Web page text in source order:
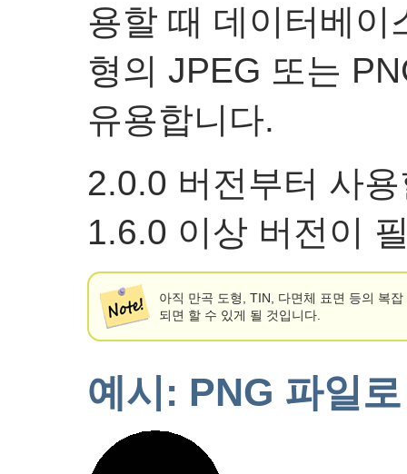
용할 때 데이터베이
형의 JPEG 또는
유용합니다.
2.0.0 버전부터 사
1.6.0 이상 버전이
아직 만곡 도형, TIN, 다면체 표면 등의 복
되면 할 수 있게 될 것입니다.
예시: PNG 파일